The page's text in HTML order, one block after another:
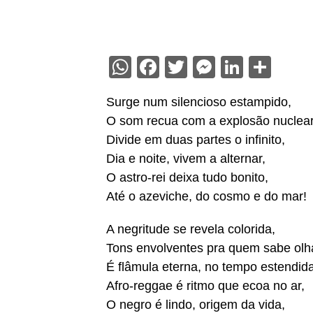
WhatsApp
Facebook
TwitterMessenger
LinkedIn
Surge num silencioso estampido,
O som recua com a explosão
Divide em duas partes o infinito,
Dia e noite, vivem a alternar,
O astro-rei deixa tudo bonito,
Até o azeviche, do cosmo e do mar!
A negritude se revela colorida,
Tons envolventes pra quem sabe
É flâmula eterna, no tempo
Afro-reggae é ritmo que ecoa no ar,
O negro é lindo, origem da vida,